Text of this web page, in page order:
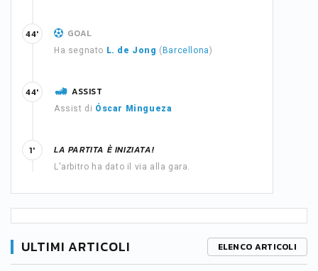
GOAL
Ha segnato L. de Jong ( Barcellona)
44'
ASSIST
Assist di Óscar Mingueza
44'
LA PARTITA È INIZIATA!
L'arbitro ha dato il via alla gara.
1'
ULTIMI ARTICOLI ELENCO ARTICOLI